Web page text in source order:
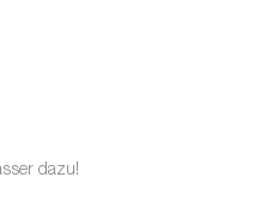
dazu!